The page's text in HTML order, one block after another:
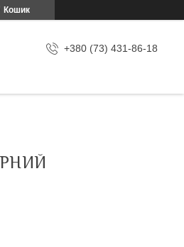
Кошик
+380 (73) 431-86-18